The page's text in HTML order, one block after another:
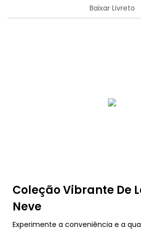
Baixar Livreto
Coleção Vibrante De
Neve
Experimente a conveniência e a